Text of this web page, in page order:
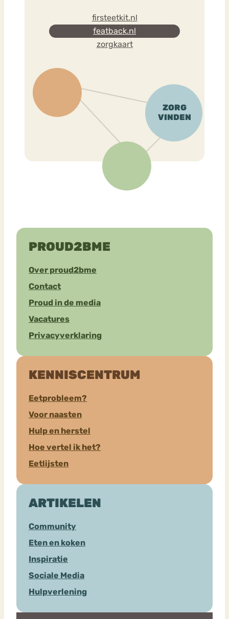
firsteetkit.nl
featback.nl
zorgkaart
PROUD2BME
Over proud2bme
Contact
Proud in de media
Vacatures
Privacyverklaring
KENNISCENTRUM
Eetprobleem?
Voor naasten
Hulp en herstel
Hoe vertel ik het?
Eetlijsten
ARTIKELEN
Community
Eten en koken
Inspiratie
Sociale Media
Hulpverlening